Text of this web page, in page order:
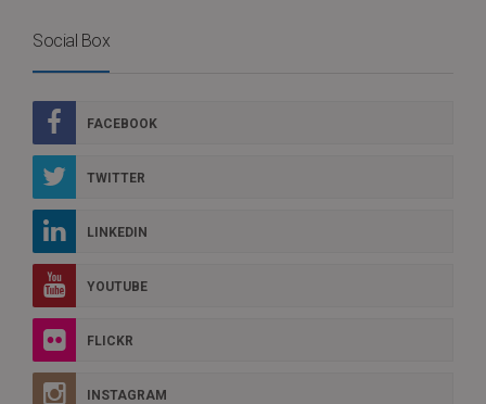
Social Box
FACEBOOK
TWITTER
LINKEDIN
YOUTUBE
FLICKR
INSTAGRAM